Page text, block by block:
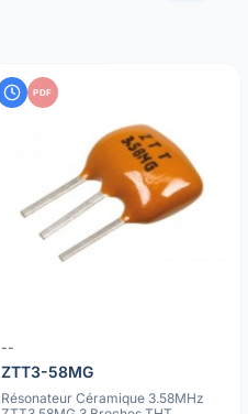
PDF
--
ZTT3-58MG
Résonateur Céramique 3.58MHz